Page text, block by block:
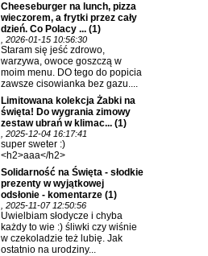
Cheeseburger na lunch, pizza
wieczorem, a frytki przez cały
dzień. Co Polacy ... (1)
, 2026-01-15 10:56:30
Staram się jeść zdrowo,
warzywa, owoce goszczą w
moim menu. DO tego do popicia
zawsze cisowianka bez gazu....
Limitowana kolekcja Żabki na
święta! Do wygrania zimowy
zestaw ubrań w klimac... (1)
, 2025-12-04 16:17:41
super sweter :)
<h2>aaa</h2>
Solidarność na Święta - słodkie
prezenty w wyjątkowej
odsłonie - komentarze (1)
, 2025-11-07 12:50:56
Uwielbiam słodycze i chyba
każdy to wie :) śliwki czy wiśnie
w czekoladzie też lubię. Jak
ostatnio na urodziny...